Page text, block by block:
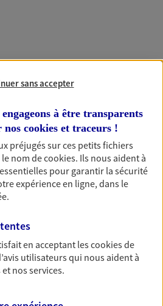
à votre épargne : achat
enfants ou voyage autour
à votre rythme et
profil.
ce nouveau chapitre de
d'un expert. Découvrez
pour la retraite.
sans accepter
à être transparents
nos cookies et traceurs !
préjugés sur ces petits fichiers
nom decookies. Ils nous aident à
pour garantir la sécurité
expérience en ligne, dans le
en acceptant lescookiesde
utilisateurs qui nous aident à
nos services.